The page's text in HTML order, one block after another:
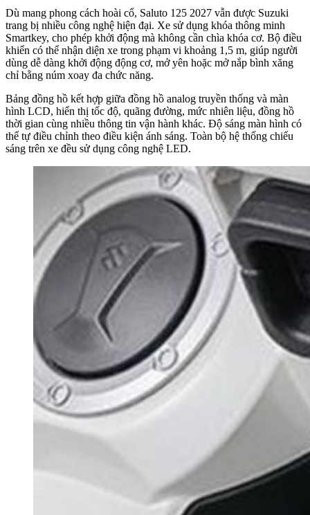
Dù mang phong cách hoài cổ, Saluto 125 2027 vẫn được Suzuki
trang bị nhiều công nghệ hiện đại. Xe sử dụng khóa thông minh
Smartkey, cho phép khởi động mà không cần chìa khóa cơ. Bộ điều
khiển có thể nhận diện xe trong phạm vi khoảng 1,5 m, giúp người
dùng dễ dàng khởi động động cơ, mở yên hoặc mở nắp bình xăng
chỉ bằng núm xoay đa chức năng.
Bảng đồng hồ kết hợp giữa đồng hồ analog truyền thống và màn
hình LCD, hiển thị tốc độ, quãng đường, mức nhiên liệu, đồng hồ
thời gian cùng nhiều thông tin vận hành khác. Độ sáng màn hình có
thể tự điều chỉnh theo điều kiện ánh sáng. Toàn bộ hệ thống chiếu
sáng trên xe đều sử dụng công nghệ LED.